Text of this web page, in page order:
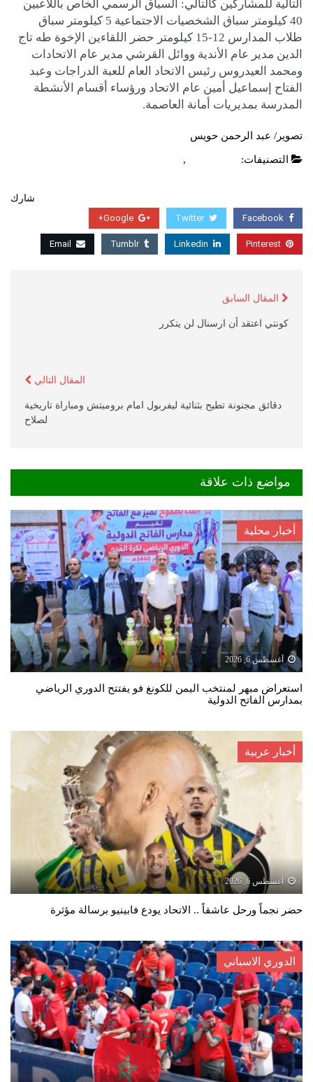
التالية للمشاركين كالتالي: السباق الرسمي الخاص باللاعبين
40 كيلومتر سباق الشخصيات الاجتماعية 5 كيلومتر سباق
طلاب المدارس 12-15 كيلومتر حضر اللقاءين الإخوة طه تاج
الدين مدير عام الأندية ووائل القرشي مدير عام الاتحادات
ومحمد العيدروس رئيس الاتحاد العام للعبة الدراجات وعبد
الفتاح إسماعيل أمين عام الاتحاد ورؤساء أقسام الأنشطة
المدرسة بمديريات أمانة العاصمة.
تصوير/ عبد الرحمن حويس
التصنيفات: ,
شارك
Facebook
Twitter
Google+
Pinterest
Linkedin
Tumblr
Email
المقال السابق
كونتي اعتقد أن ارسنال لن يتكرر
المقال التالي
دقائق مجنونة تطيح بثنائية ليفربول امام بروميتش ومباراة تاريخية
لصلاح
مواضع ذات علاقة
أخبار محلية
أغسطس 6, 2026
استعراض مبهر لمنتخب اليمن للكونغ فو يفتتح الدوري الرياضي
بمدارس الفاتح الدولية
أخبار عربية
أغسطس 6, 2026
حضر نجماً ورحل عاشقاً .. الاتحاد يودع فابينيو برسالة مؤثرة
الدوري الاسباني